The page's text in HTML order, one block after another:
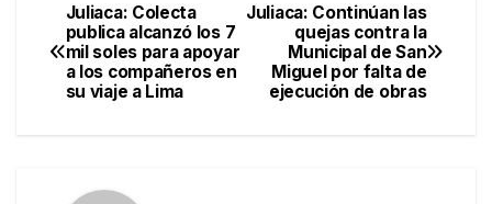
Navegación
de
entradas
Juliaca: Continúan las
quejas contra la
Municipal de San
Miguel por falta de
ejecución de obras
Juliaca: Colecta
publica alcanzó los 7
mil soles para apoyar
a los compañeros en
su viaje a Lima